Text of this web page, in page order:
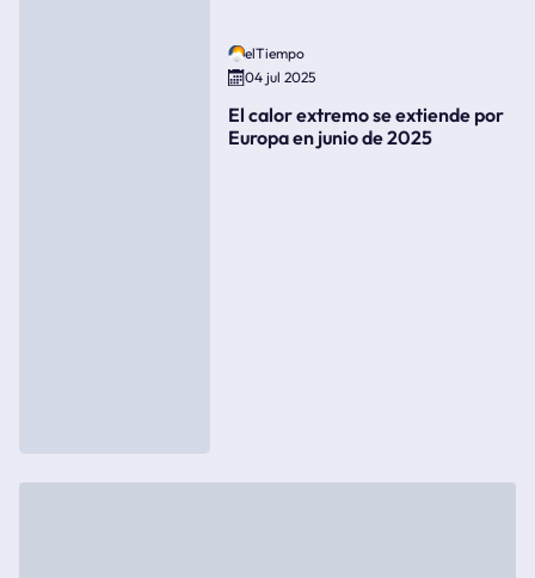
elTiempo
04 jul 2025
El calor extremo se extiende por
Europa en junio de 2025